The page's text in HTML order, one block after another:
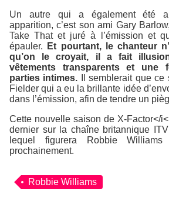
Un autre qui a également été
apparition, c’est son ami Gary
Take Thatet juré à l’émission et
épauler.
Et pourtant, le chanteur
qu’on le croyait, il a fait
vêtements transparents et une
parties intimes. Il semblerait que ce
Fielder qui a eu la brillante idée
dans l’émission, afin de tendre un
Cette nouvelle saison de X-Factor</
dernier sur la chaîne britannique
lequel figurera Robbie
prochainement.
Robbie Williams